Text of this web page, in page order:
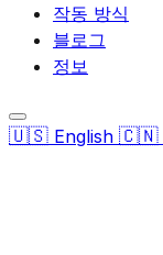
작동 방식
블로그
정보
🇺🇸 English 🇨🇳